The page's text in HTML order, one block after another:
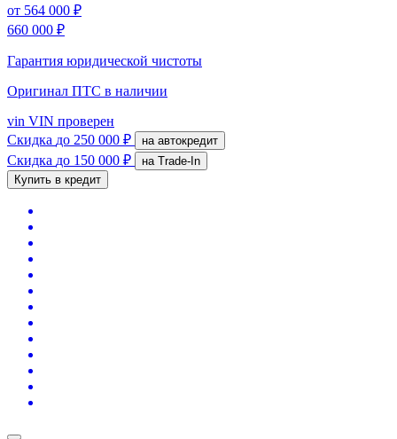
от 564 000 ₽
660 000 ₽
Гарантия юридической чистоты
Оригинал ПТС в наличии
vin VIN проверен
Скидка до 250 000 ₽ на автокредит
Скидка до 150 000 ₽
на Trade-In
Купить в кредит